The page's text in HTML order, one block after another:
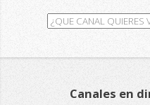
Canales en